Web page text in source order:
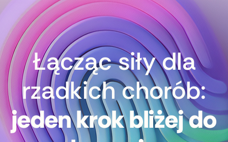
Łącząc siły dla
rzadkich chorób:
jeden krok bliżej do